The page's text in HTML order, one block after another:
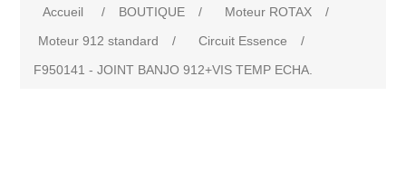
Accueil / BOUTIQUE / Moteur ROTAX
/
Moteur 912 standard
/ Circuit Essence
/
F950141 - JOINT BANJO 912+VIS TEMP ECHA.